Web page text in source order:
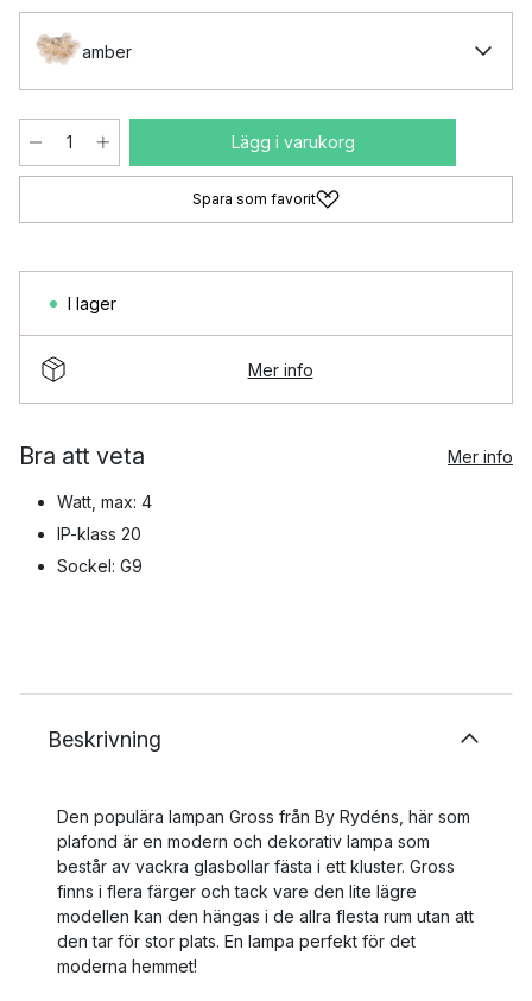
amber
Lägg i varukorg
Spara som favorit
I lager
Mer info
Bra att veta Mer info
Watt, max: 4
IP-klass 20
Sockel: G9
Beskrivning
Den populära lampan Gross från By Rydéns, här som
plafond är en modern och dekorativ lampa som
består av vackra glasbollar fästa i ett kluster. Gross
finns i flera färger och tack vare den lite lägre
modellen kan den hängas i de allra flesta rum utan att
den tar för stor plats. En lampa perfekt för det
moderna hemmet!